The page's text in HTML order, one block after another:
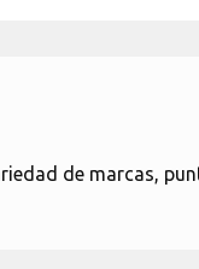
de marcas,